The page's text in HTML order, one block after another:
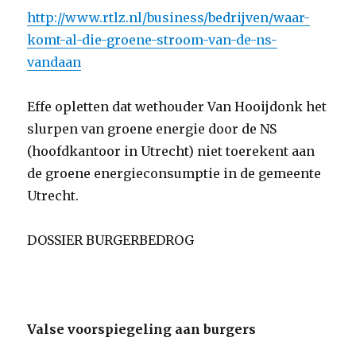
http://www.rtlz.nl/business/bedrijven/waar-
komt-al-die-groene-stroom-van-de-ns-
vandaan
Effe opletten dat wethouder Van Hooijdonk het
slurpen van groene energie door de NS
(hoofdkantoor in Utrecht) niet toerekent aan
de groene energieconsumptie in de gemeente
Utrecht.
DOSSIER BURGERBEDROG
Valse voorspiegeling aan burgers